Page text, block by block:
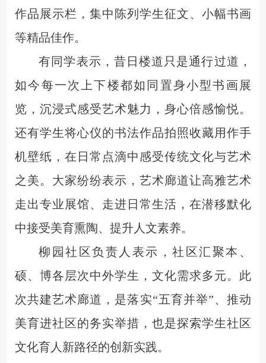
作品展示栏，集中 陈列学生征文、 小幅书画
等精品佳作。
有同学表示，昔日楼道只是通行过道，
如今每一次上下楼都如同置身小型书画展
览，沉浸式感受艺术魅力，身心倍感愉悦。
还有学生将心仪的书法作品拍照收藏用作手
机壁纸，在日常点滴中感受传统文化与艺术
之美。大家纷纷表示 ，艺术廊道让高雅艺术
走出专业展馆、走进日常生活，在潜移默化
中接受美育熏陶、提升人文素养。
柳园社区负责人表示，社区汇聚本、
硕、博各层次中外学生，文化需求多元。此
次共建艺术廊道，是落实“五育并举”、推动
美育进社区的务实举措，也是探索学生社区
文化育人新路径的创新实践。